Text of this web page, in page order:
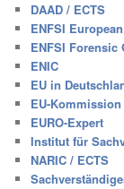
DAAD / ECTS
ENFSI
ENFSI Forensic
ENIC
EU in
EU-Kommission
EURO-Expert
Institut für
NARIC / ECTS